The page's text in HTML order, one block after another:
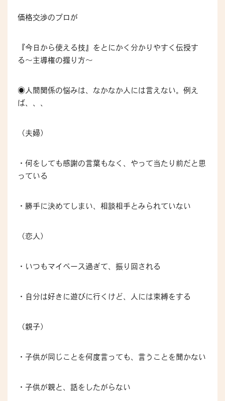
価格交渉のプロが
『今日から使える技』をとにかく分かりやすく伝授す
る〜主導権の握り方〜
◉人間関係の悩みは、なかなか人には言えない。例え
ば、、、
（夫婦）
・何をしても感謝の言葉もなく、やって当たり前だと思
っている
・勝手に決めてしまい、相談相手とみられていない
（恋人）
・いつもマイペース過ぎて、振り回される
・自分は好きに遊びに行くけど、人には束縛をする
（親子）
・子供が同じことを何度言っても、言うことを聞かない
・子供が親と、話をしたがらない